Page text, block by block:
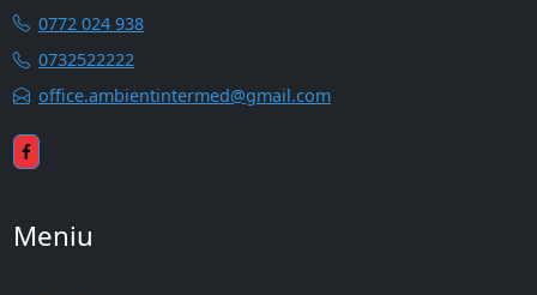
0772 024 938
0732522222
office.ambientintermed@gmail.com
Meniu